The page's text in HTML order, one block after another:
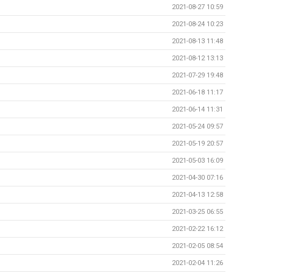
2021-08-27 10:59
2021-08-24 10:23
2021-08-13 11:48
2021-08-12 13:13
2021-07-29 19:48
2021-06-18 11:17
2021-06-14 11:31
2021-05-24 09:57
2021-05-19 20:57
2021-05-03 16:09
2021-04-30 07:16
2021-04-13 12:58
2021-03-25 06:55
2021-02-22 16:12
2021-02-05 08:54
2021-02-04 11:26